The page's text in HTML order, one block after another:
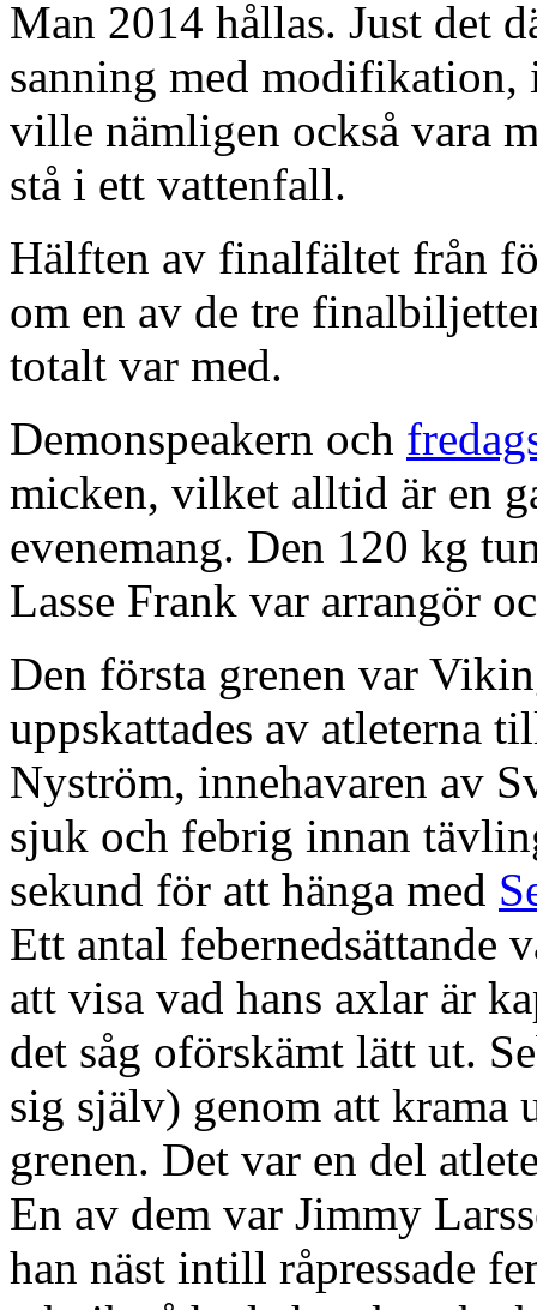
Man 2014 hållas. Just det
sanning med modifikation,
ville nämligen också vara
stå i ett vattenfall.
Hälften av finalfältet från
om en av de tre
totalt var med.
Demonspeakern och
micken, vilket alltid är en
evenemang. Den 120 kg
Lasse Frank var arrangör
Den första grenen var
uppskattades av atleterna
Nyström, innehavaren av
sjuk och febrig innan
sekund för att hänga med
Ett antal febernedsättande
att visa vad hans axlar är
det såg oförskämt lätt ut.
sig själv) genom att krama
grenen. Det var en del
En av dem var Jimmy
han näst intill råpressade